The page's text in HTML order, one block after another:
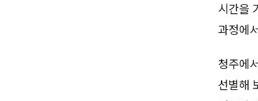
시간을
과정에
청주에
선별해